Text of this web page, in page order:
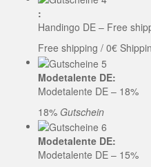
:
Handingo DE – Free
Free shipping / 0€
Modetalente DE:
Modetalente DE – 18%
18% Gutschein
Modetalente DE:
Modetalente DE – 15%